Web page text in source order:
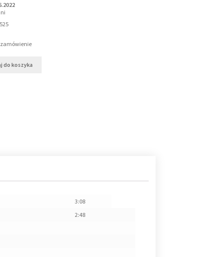
do koszyka
3:08
2:48